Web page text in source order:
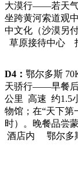
大漠行——若天气
坐跨黄河索道观
中文化（沙漠另
草原接待中心
D4： 鄂尔多斯
天骄行——早餐后
公里 高速 约1.5
物馆；在“天下第
时）。晚餐品
酒店内 鄂尔